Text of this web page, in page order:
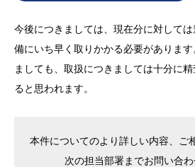
今後につきましては、現在分に対して
備にいち早く取りかかる必要がありま
ましても、取扱につきましては十分に
ると思われます。
本件についてのより詳しい内容、ご
次の担当部署までお問い合わ